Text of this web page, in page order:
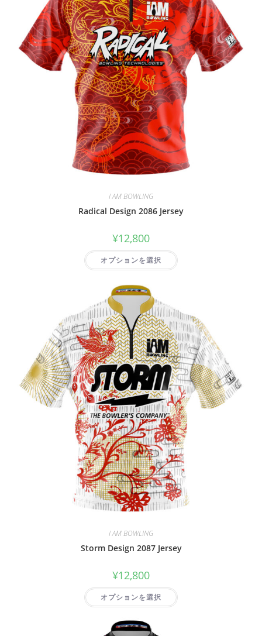
I AM BOWLING
Radical Design 2086 Jersey
¥12,800
オプションを選択
I AM BOWLING
Storm Design 2087 Jersey
¥12,800
オプションを選択